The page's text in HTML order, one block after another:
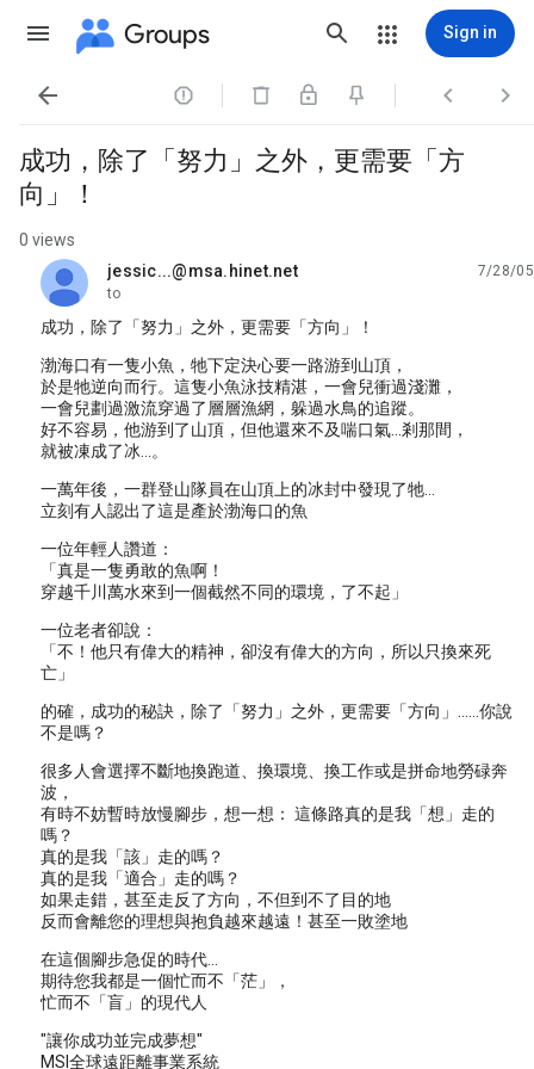
Groups Sign in
   
成功，除了「努力」之外，更需要「方
向」！
0 views
jessic...@msa.hinet.net
unread,
7/28/05
to
成功，除了「努力」之外，更需要「方向」！
渤海口有一隻小魚，牠下定決心要一路游到山頂，
於是牠逆向而行。這隻小魚泳技精湛，一會兒衝過淺灘，
一會兒劃過激流穿過了層層漁網，躲過水鳥的追蹤。
好不容易，他游到了山頂，但他還來不及喘口氣…剎那間，
就被凍成了冰…。
一萬年後，一群登山隊員在山頂上的冰封中發現了牠…
立刻有人認出了這是產於渤海口的魚
一位年輕人讚道：
「真是一隻勇敢的魚啊！
穿越千川萬水來到一個截然不同的環境，了不起」
一位老者卻說：
「不！他只有偉大的精神，卻沒有偉大的方向，所以只換來死
亡」
的確，成功的秘訣，除了「努力」之外，更需要「方向」……你說
不是嗎？
很多人會選擇不斷地換跑道、換環境、換工作或是拼命地勞碌奔
波，
有時不妨暫時放慢腳步，想一想： 這條路真的是我「想」走的
嗎？
真的是我「該」走的嗎？
真的是我「適合」走的嗎？
如果走錯，甚至走反了方向，不但到不了目的地
反而會離您的理想與抱負越來越遠！甚至一敗塗地
在這個腳步急促的時代...
期待您我都是一個忙而不「茫」，
忙而不「盲」的現代人
"讓你成功並完成夢想"
MSI全球遠距離事業系統